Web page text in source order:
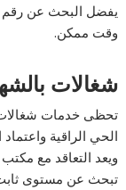
يفضل البحث عن رقم
وقت ممكن.
شغالات
الحي الراقية
ويعد التعاقد مع
تبحث عن مستوى ثابت